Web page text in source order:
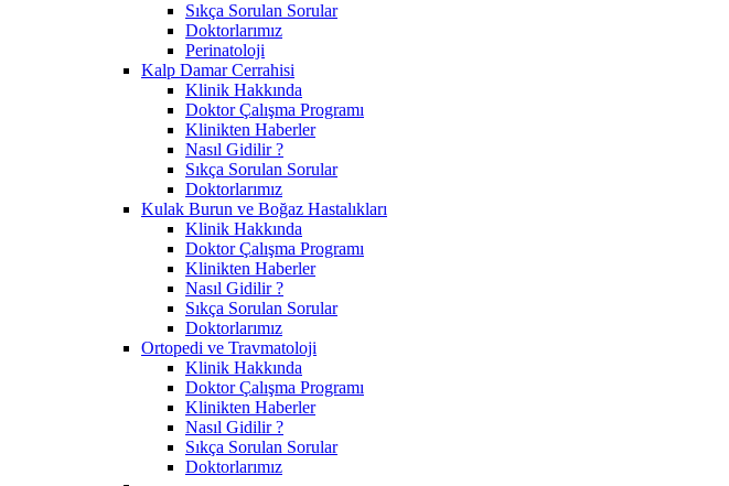
Sıkça Sorulan Sorular
Doktorlarımız
Perinatoloji
Kalp Damar Cerrahisi
Klinik Hakkında
Doktor Çalışma Programı
Klinikten Haberler
Nasıl Gidilir ?
Sıkça Sorulan Sorular
Doktorlarımız
Kulak Burun ve Boğaz Hastalıkları
Klinik Hakkında
Doktor Çalışma Programı
Klinikten Haberler
Nasıl Gidilir ?
Sıkça Sorulan Sorular
Doktorlarımız
Ortopedi ve Travmatoloji
Klinik Hakkında
Doktor Çalışma Programı
Klinikten Haberler
Nasıl Gidilir ?
Sıkça Sorulan Sorular
Doktorlarımız